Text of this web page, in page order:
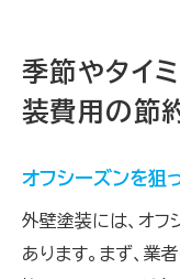
季節やタイ
装費用の節
オフシーズンを狙
外壁塗装には、オフ
あります。まず、業